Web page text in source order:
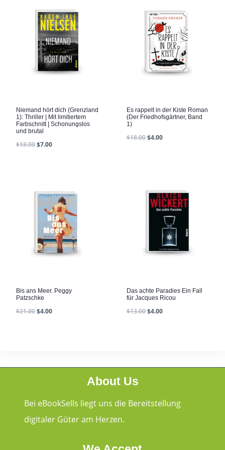
Niemand hört dich (Grenzland
1): Thriller | Mit limitiertem
Farbschnitt | Schonungslos
und brutal
$18.00$7.00
Es rappelt in der Kiste Roman
(Der Friedhofsgärtner, Band
1)
$18.00$4.00
Bis ans Meer. Peggy
Patzschke
$21.00$4.00
Das achte Paradies Ein Fall
für Jacques Ricou
$13.00$4.00
About Us
Bei eBookSells liegt uns die Bereitstellung
digitaler Güter am Herzen.